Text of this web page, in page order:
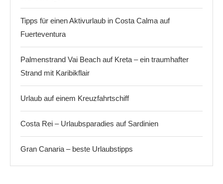
Tipps für einen Aktivurlaub in Costa Calma auf
Fuerteventura
Palmenstrand Vai Beach auf Kreta – ein traumhafter
Strand mit Karibikflair
Urlaub auf einem Kreuzfahrtschiff
Costa Rei – Urlaubsparadies auf Sardinien
Gran Canaria – beste Urlaubstipps